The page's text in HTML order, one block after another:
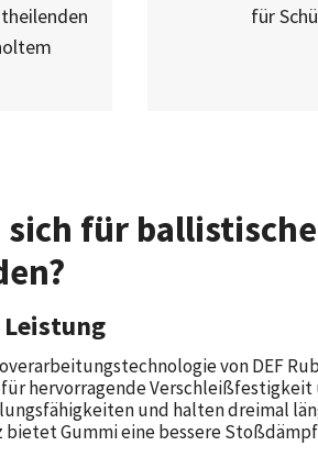
für
für
von DEF
hervorragende
und halten dreimal
bietet Gummi eine bessere